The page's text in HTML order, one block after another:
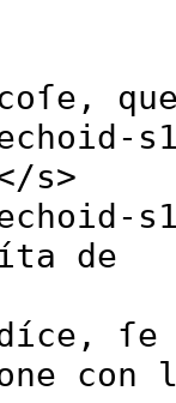
coſe,
s>
de
ſe